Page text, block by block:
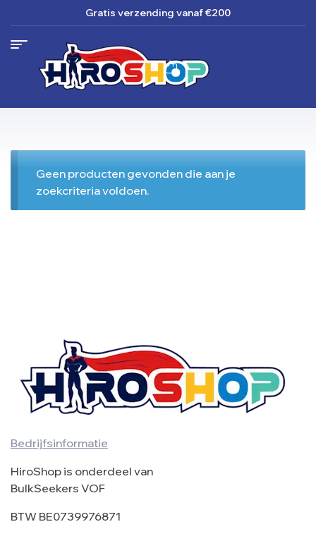
Gratis verzending vanaf €200
Geen producten gevonden die aan je
zoekcriteria voldoen.
Bedrijfsinformatie
HiroShop is onderdeel van
BulkSeekers VOF
BTW BE0739976871